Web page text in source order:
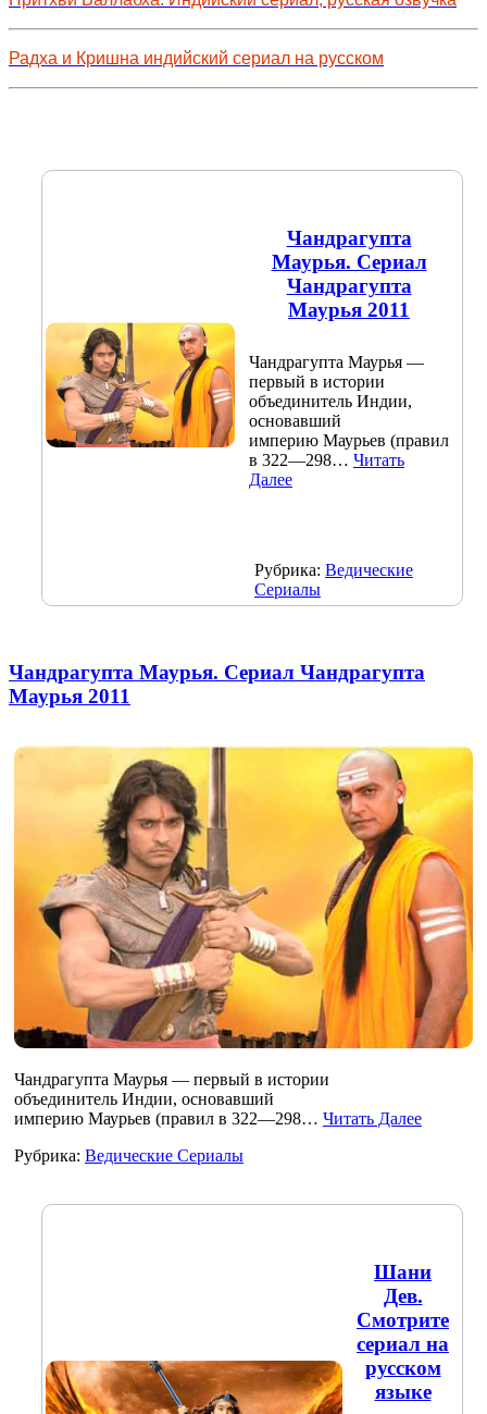
Радха и Кришна индийский сериал на русском
Чандрагупта
Маурья. Сериал
Чандрагупта
Маурья 2011
Чандрагупта Маурья —
первый в истории
объединитель Индии,
основавший
империю Маурьев (правил
в 322—298… Читать
Далее
Рубрика: Ведические
Сериалы
Чандрагупта Маурья. Сериал Чандрагупта
Маурья 2011
Чандрагупта Маурья — первый в истории
объединитель Индии, основавший
империю Маурьев (правил в 322—298… Читать Далее
Рубрика: Ведические Сериалы
Шани
Дев.
Смотрите
сериал на
русском
языке